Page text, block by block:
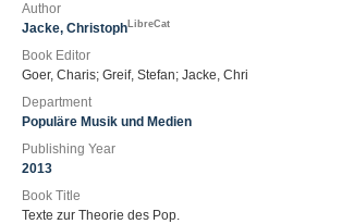
Author
Jacke, Christoph LibreCat
Book Editor
Goer, Charis; Greif, Stefan; Jacke, Chri
Department
Populäre Musik und Medien
Publishing Year
2013
Book Title
Texte zur Theorie des Pop.